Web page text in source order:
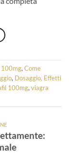
100mg, Come
, Dosaggio, Effetti
100mg, viagra